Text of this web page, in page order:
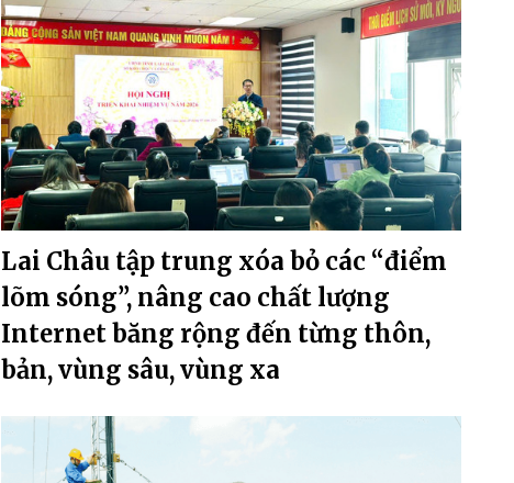
Lai Châu tập trung xóa bỏ các “điểm
lõm sóng”, nâng cao chất lượng
Internet băng rộng đến từng thôn,
bản, vùng sâu, vùng xa